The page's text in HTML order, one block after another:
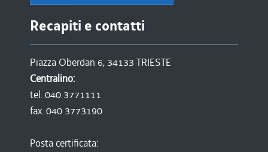
Recapiti e contatti
Piazza Oberdan 6, 34133 TRIESTE
Centralino:
tel. 040 3771111
fax. 040 3773190
Posta certificata: